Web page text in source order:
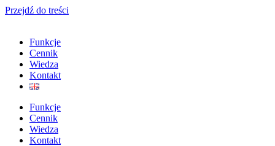
Przejdź do treści
Funkcje
Cennik
Wiedza
Kontakt
Funkcje
Cennik
Wiedza
Kontakt